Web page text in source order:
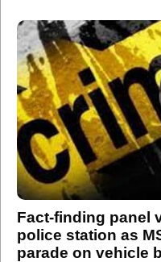
Fact-finding panel
police station as
parade on vehicle